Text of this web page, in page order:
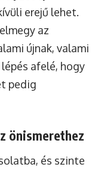
erejű lehet.
az
újnak, valami
afelé, hogy
pedig
önismerethez
és szinte